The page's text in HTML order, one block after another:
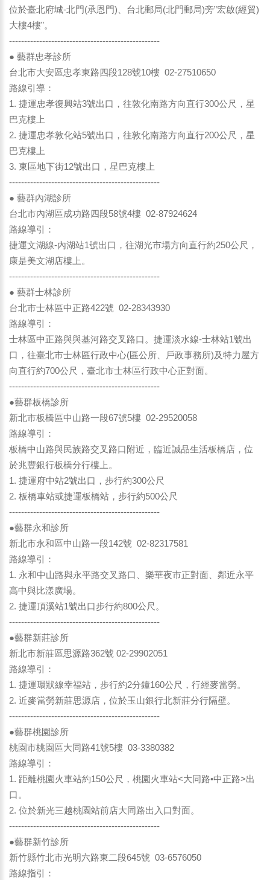
位於臺北府城-北門(承恩門)、台北郵局(北門郵局)旁”宏啟(經貿)
大樓4樓”。
--------------------------------------------------
● 藝群忠孝診所
台北市大安區忠孝東路四段128號10樓 02-27510650
路線引導：
1. 捷運忠孝復興站3號出口，往敦化南路方向直行300公尺，星
巴克樓上
2. 捷運忠孝敦化站5號出口，往敦化南路方向直行200公尺，星
巴克樓上
3. 東區地下街12號出口，星巴克樓上
--------------------------------------------------
● 藝群內湖診所
台北市內湖區成功路四段58號4樓 02-87924624
路線導引：
捷運文湖線-內湖站1號出口，往湖光市場方向直行約250公尺，
康是美文湖店樓上。
--------------------------------------------------
● 藝群士林診所
台北市士林區中正路422號 02-28343930
路線導引：
士林區中正路與與基河路交叉路口。捷運淡水線-士林站1號出
口，往臺北市士林區行政中心(區公所、戶政事務所)及特力屋方
向直行約700公尺，臺北市士林區行政中心正對面。
--------------------------------------------------
●藝群板橋診所
新北市板橋區中山路一段67號5樓 02-29520058
路線導引：
板橋中山路與民族路交叉路口附近，臨近誠品生活板橋店，位
於兆豐銀行板橋分行樓上。
1. 捷運府中站2號出口，步行約300公尺
2. 板橋車站或捷運板橋站，步行約500公尺
--------------------------------------------------
●藝群永和診所
新北市永和區中山路一段142號 02-82317581
路線導引：
1. 永和中山路與永平路交叉路口、樂華夜市正對面、鄰近永平
高中與比漾廣場。
2. 捷運頂溪站1號出口步行約800公尺。
--------------------------------------------------
●藝群新莊診所
新北市新莊區思源路362號 02-29902051
路線導引：
1. 捷運環狀線幸福站，步行約2分鐘160公尺，行經麥當勞。
2. 近麥當勞新莊思源店，位於玉山銀行北新莊分行隔壁。
--------------------------------------------------
●藝群桃園診所
桃園市桃園區大同路41號5樓 03-3380382
路線導引：
1. 距離桃園火車站約150公尺，桃園火車站<大同路•中正路>出
口。
2. 位於新光三越桃園站前店大同路出入口對面。
--------------------------------------------------
●藝群新竹診所
新竹縣竹北市光明六路東二段645號 03-6576050
路線指引：